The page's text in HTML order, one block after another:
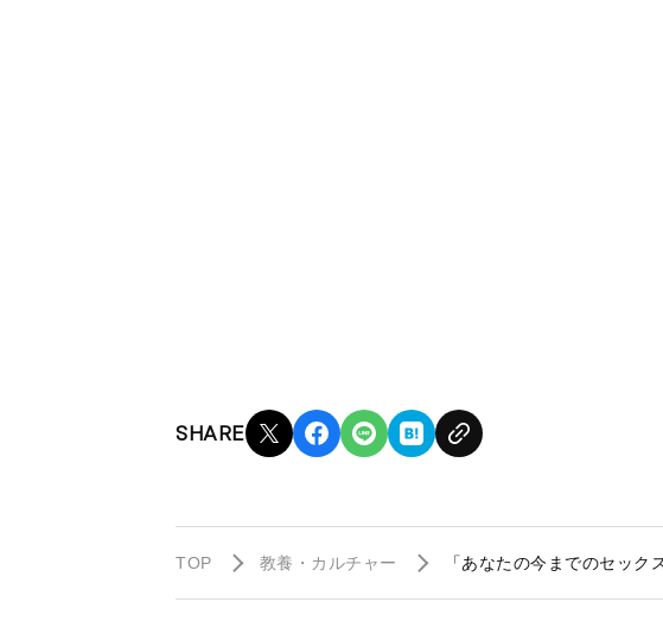
SHARE
TOP 教養・カルチャー 「あなたの今までのセック